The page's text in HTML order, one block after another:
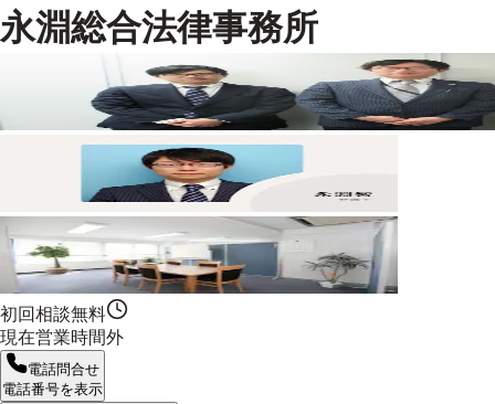
永淵総合法律事務所
初回相談無料
現在営業時間外
電話問合せ
電話番号を表示